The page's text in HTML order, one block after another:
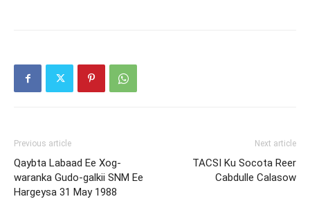
Previous article
Qaybta Labaad Ee Xog-
waranka Gudo-galkii SNM Ee
Hargeysa 31 May 1988
Next article
TACSI Ku Socota Reer
Cabdulle Calasow